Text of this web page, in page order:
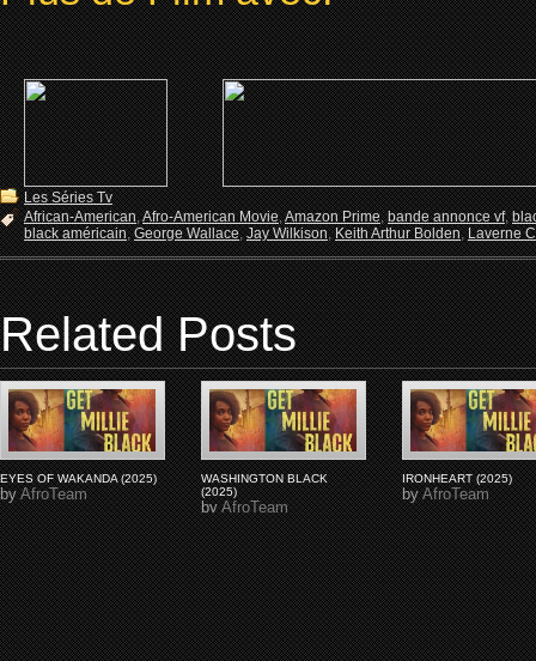
Les Séries Tv
African-American,Afro-American Movie,Amazon Prime,bande annonce vf,
black américain,George Wallace,Jay Wilkison,Keith Arthur Bolden,Laverne
Related Posts
EYES OF WAKANDA (2025)
byAfroTeam
WASHINGTON BLACK
(2025)
byAfroTeam
IRONHEART (2025)
byAfroTeam